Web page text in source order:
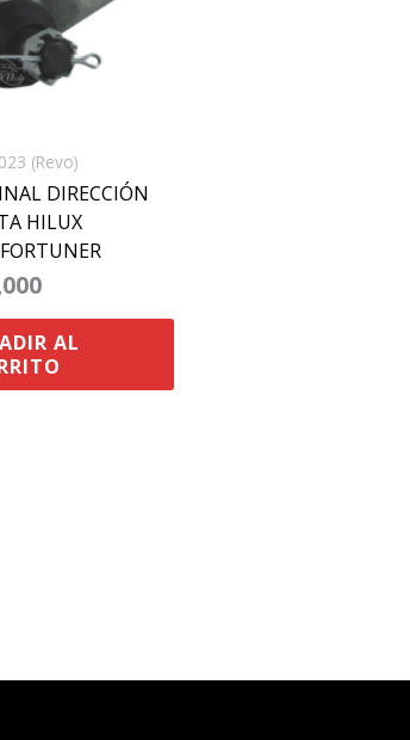
(Revo)
DIRECCIÓN
HILUX
AL